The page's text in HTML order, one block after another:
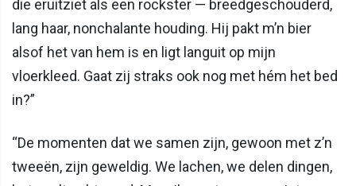
die eruitziet als een rockster — breedgeschouderd,
lang haar, nonchalante houding. Hij pakt m’n bier
alsof het van hem is en ligt languit op mijn
vloerkleed. Gaat zij straks ook nog met hém het bed
in?”
“De momenten dat we samen zijn, gewoon met z’n
tweeën, zijn geweldig. We lachen, we delen dingen,